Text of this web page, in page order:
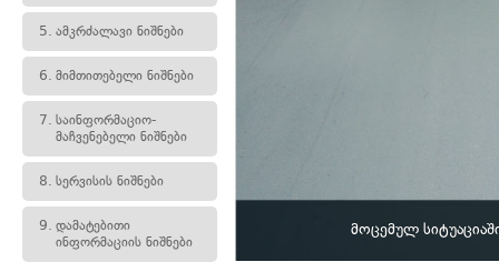
5. ამკრძალავი ნიშნები
6. მიმთითებელი ნიშნები
7. საინფორმაციო-
მაჩვენებელი ნიშნები
8. სერვისის ნიშნები
9. დამატებითი
ინფორმაციის ნიშნები
მოცემულ